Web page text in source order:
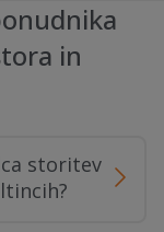
in
storitev